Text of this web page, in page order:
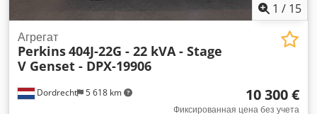
1 / 15
Dordrecht 5 618 km
Агрегат
Perkins404J-22G - 22 kVA - Stage
V Genset - DPX-19906
10 300 €
Фиксированная цена без учета